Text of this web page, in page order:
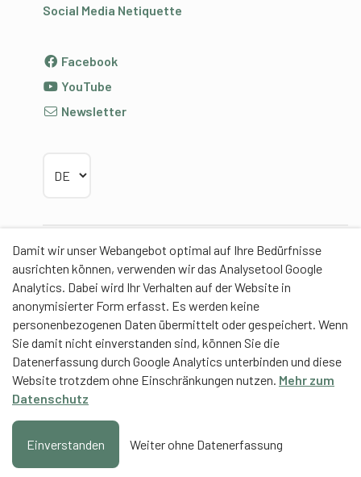
Damit wir unser Webangebot optimal auf Ihre Bedürfnisse
ausrichten können, verwenden wir das Analysetool Google
Analytics. Dabei wird Ihr Verhalten auf der Website in
anonymisierter Form erfasst. Es werden keine
personenbezogenen Daten übermittelt oder gespeichert. Wenn
Sie damit nicht einverstanden sind, können Sie die
Datenerfassung durch Google Analytics unterbinden und diese
Website trotzdem ohne Einschränkungen nutzen. Mehr zum
Datenschutz
Einverstanden Weiter ohne Datenerfassung
Social Media Netiquette
Facebook
YouTube
Newsletter
Partner
Contentpartner
Eidgenössische Hochschule für Sport Magglingen
EHSM